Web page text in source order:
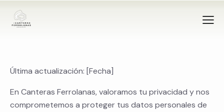
Última actualización: [Fecha]
En Canteras Ferrolanas, valoramos tu privacidad y nos
comprometemos a proteger tus datos personales de